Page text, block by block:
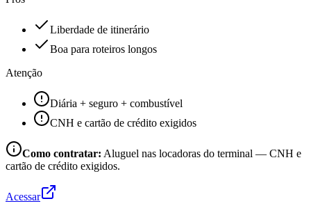
Liberdade de itinerário
Boa para roteiros longos
Atenção
Diária + seguro + combustível
CNH e cartão de crédito exigidos
Como contratar: Aluguel nas locadoras do terminal — CNH e
cartão de crédito exigidos.
Acessar